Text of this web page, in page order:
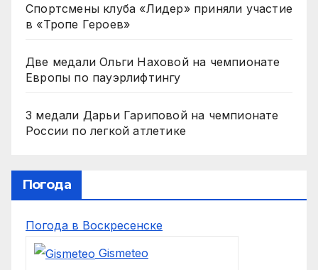
Спортсмены клуба «Лидер» приняли участие
в «Тропе Героев»
Две медали Ольги Наховой на чемпионате
Европы по пауэрлифтингу
3 медали Дарьи Гариповой на чемпионате
России по легкой атлетике
Погода
Погода в Воскресенске
Gismeteo